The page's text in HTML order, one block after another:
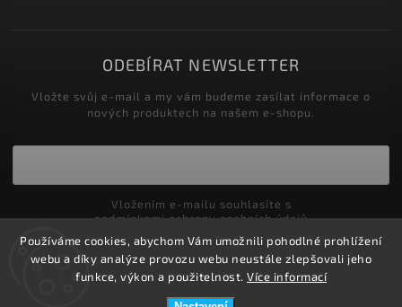
Používáme cookies, abychom Vám umožnili pohodlné prohlížení
webu a díky analýze provozu webu neustále zlepšovali jeho
funkce, výkon a použitelnost. Více informací
ODEBÍRAT NEWSLETTER
Vložte svůj e-mail a my vám budeme zasílat informace o
nových produktech na našem e-shopu.
podmínkami ochrany osobních údajů
Přihlásit se